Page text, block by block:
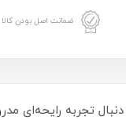
ضمانت اصل بودن کالا
برای آقایانی است که به